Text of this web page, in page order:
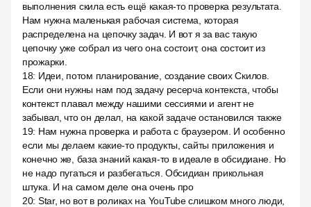
выполнения скила есть ещё какая-то проверка результата.
Нам нужна маленькая рабочая система, которая
распределена на цепочку задач. И вот я за вас такую
цепочку уже собрал из чего она состоит, она состоит из
прожарки.
18: Идеи, потом планирование, создание своих Скилов.
Если они нужны нам под задачу ресерча контекста, чтобы
контекст плавал между нашими сессиями и агент не
забывал, что он делал, на какой задаче остановился также
19: Нам нужна проверка и работа с браузером. И особенно
если мы делаем какие-то продукты, сайты приложения и
конечно же, база знаний какая-то в идеале в обсидиане. Но
не надо пугаться и разбегаться. Обсидиан прикольная
штука. И на самом деле она очень про
20: Star, но вот в роликах на YouTube слишком много люди,